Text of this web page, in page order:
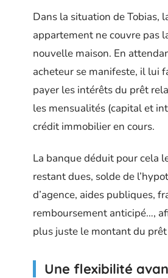
Dans la situation de Tobias,
appartement ne couvre pas
nouvelle maison. En
acheteur se manifeste, il lui
payer les intérêts du prêt
les mensualités (capital et
crédit immobilier en cours.
La banque déduit pour cela
restant dues, solde de
d’agence, aides publiques,
remboursement anticipé…,
plus juste le montant du prêt
Une flexibilité